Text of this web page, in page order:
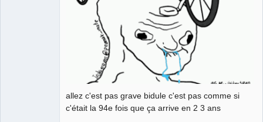
allez c'est pas grave bidule c'est pas comme si
c'était la 94e fois que ça arrive en 2 3 ans